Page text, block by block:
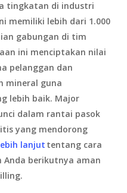
tingkatan di industri
memiliki lebih dari 1.000
gabungan di tim
ini menciptakan nilai
pelanggan dan
mineral guna
lebih baik. Major
dalam rantai pasok
yang mendorong
lanjut tentang cara
Anda berikutnya aman